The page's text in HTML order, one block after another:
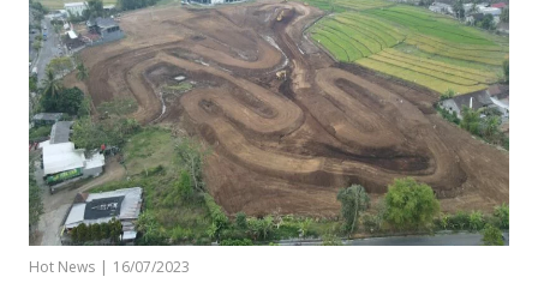
Hot News | 16/07/2023